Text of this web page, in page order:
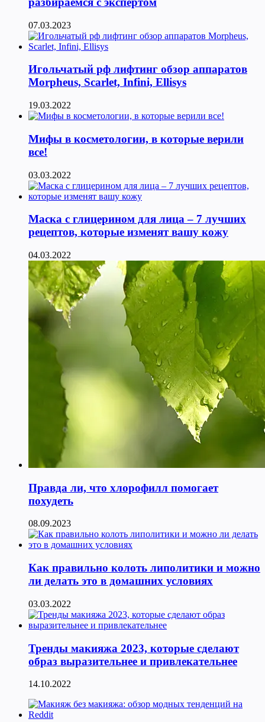
07.03.2023
Игольчатый рф лифтинг обзор аппаратов
Morpheus, Scarlet, Infini, Ellisys
19.03.2022
Мифы в косметологии, в которые верили
все!
03.03.2022
Маска с глицерином для лица – 7 лучших
рецептов, которые изменят вашу кожу
04.03.2022
Правда ли, что хлорофилл помогает
похудеть
08.09.2023
Как правильно колоть липолитики и можно
ли делать это в домашних условиях
03.03.2022
Тренды макияжа 2023, которые сделают
образ выразительнее и привлекательнее
14.10.2022